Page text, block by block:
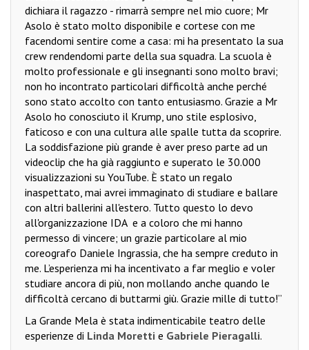
dichiara il ragazzo - rimarrà sempre nel mio cuore; Mr
Asolo è stato molto disponibile e cortese con me
facendomi sentire come a casa: mi ha presentato la sua
crew rendendomi parte della sua squadra. La scuola è
molto professionale e gli insegnanti sono molto bravi;
non ho incontrato particolari difficoltà anche perché
sono stato accolto con tanto entusiasmo. Grazie a Mr
Asolo ho conosciuto il Krump, uno stile esplosivo,
faticoso e con una cultura alle spalle tutta da scoprire.
La soddisfazione più grande è aver preso parte ad un
videoclip che ha già raggiunto e superato le 30.000
visualizzazioni su YouTube. È stato un regalo
inaspettato, mai avrei immaginato di studiare e ballare
con altri ballerini all'estero. Tutto questo lo devo
all'organizzazione IDA e a coloro che mi hanno
permesso di vincere; un grazie particolare al mio
coreografo Daniele Ingrassia, che ha sempre creduto in
me. L’esperienza mi ha incentivato a far meglio e voler
studiare ancora di più, non mollando anche quando le
difficoltà cercano di buttarmi giù. Grazie mille di tutto!”
La Grande Mela è stata indimenticabile teatro delle
esperienze di Linda Moretti e Gabriele Pieragalli.